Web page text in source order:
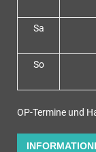
Sa
So
OP-Termine und